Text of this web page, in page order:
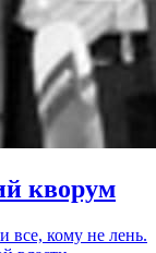
кворум
все, кому не лень.